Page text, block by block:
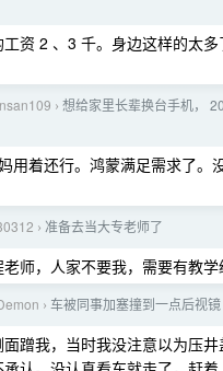
资 2 、3 千。身边这样的太
› 想给家里长辈换台手机，
用着还行。鸿蒙满足需求了。
› 准备去当大专老师了
师，人家不要我，需要有教学
› 车被同事加塞撞到一点后视镜
蹭我，当时我没注意以为压